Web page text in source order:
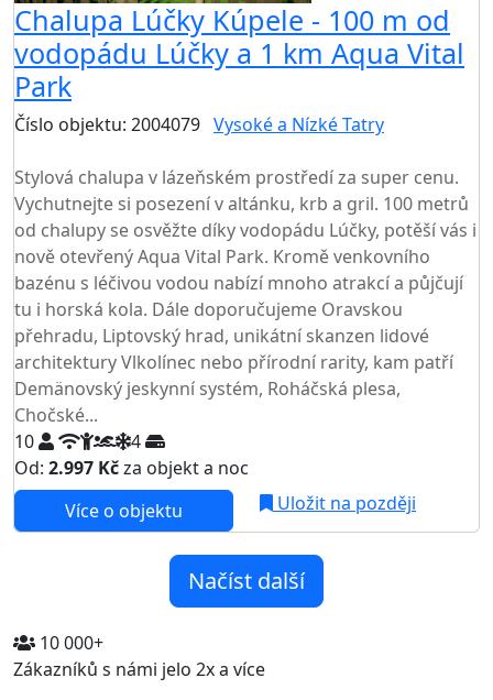
Chalupa Lúčky Kúpele - 100 m od
vodopádu Lúčky a 1 km Aqua Vital
Park
Číslo objektu: 2004079 Vysoké a Nízké Tatry
Stylová chalupa v lázeňském prostředí za super cenu.
Vychutnejte si posezení v altánku, krb a gril. 100 metrů
od chalupy se osvěžte díky vodopádu Lúčky, potěší vás i
nově otevřený Aqua Vital Park. Kromě venkovního
bazénu s léčivou vodou nabízí mnoho atrakcí a půjčují
tu i horská kola. Dále doporučujeme Oravskou
přehradu, Liptovský hrad, unikátní skanzen lidové
architektury Vlkolínec nebo přírodní rarity, kam patří
Demänovský jeskynní systém, Roháčská plesa,
Chočské...
10
4
Od: 2.997 Kčza objekt a noc
Více o objektu
Uložit na později
Načíst další
10 000+
Zákazníků s námi jelo 2x a více